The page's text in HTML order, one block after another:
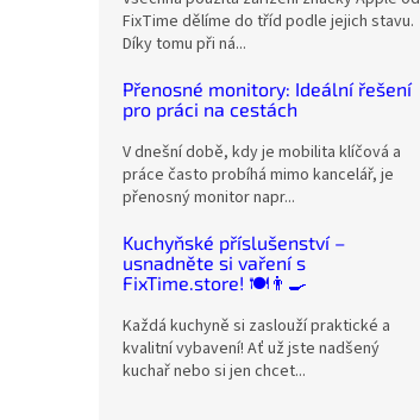
FixTime dělíme do tříd podle jejich stavu.
Díky tomu při ná...
Přenosné monitory: Ideální řešení
pro práci na cestách
V dnešní době, kdy je mobilita klíčová a
práce často probíhá mimo kancelář, je
přenosný monitor napr...
Kuchyňské příslušenství –
usnadněte si vaření s
FixTime.store! 🍽️👨‍🍳
Každá kuchyně si zaslouží praktické a
kvalitní vybavení! Ať už jste nadšený
kuchař nebo si jen chcet...